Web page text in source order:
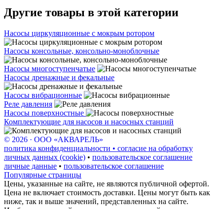
Другие товары в этой категории
Насосы циркуляционные с мокрым ротором
Насосы консольные, консольно-моноблочные
Насосы многоступенчатые
Насосы дренажные и фекальные
Насосы вибрационные
Реле давления
Насосы поверхностные
Комплектующие для насосов и насосных станций
© 2026 · ООО «АКВАРЕЛЬ»
политика конфиденциальности • согласие на обработку
личных данных (cookie) • пользовательское соглашение
личные данные • пользовательское соглашение
Популярные страницы
Цены, указанные на сайте, не являются публичной офертой.
Цена не включает стоимость доставки. Цены могут быть как
ниже, так и выше значений, представленных на сайте.